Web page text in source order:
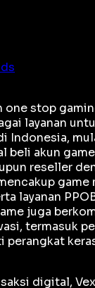
one stop
layanan
Indonesia,
beli akun
reseller
game
layanan
juga
termasuk
perangkat
digital,